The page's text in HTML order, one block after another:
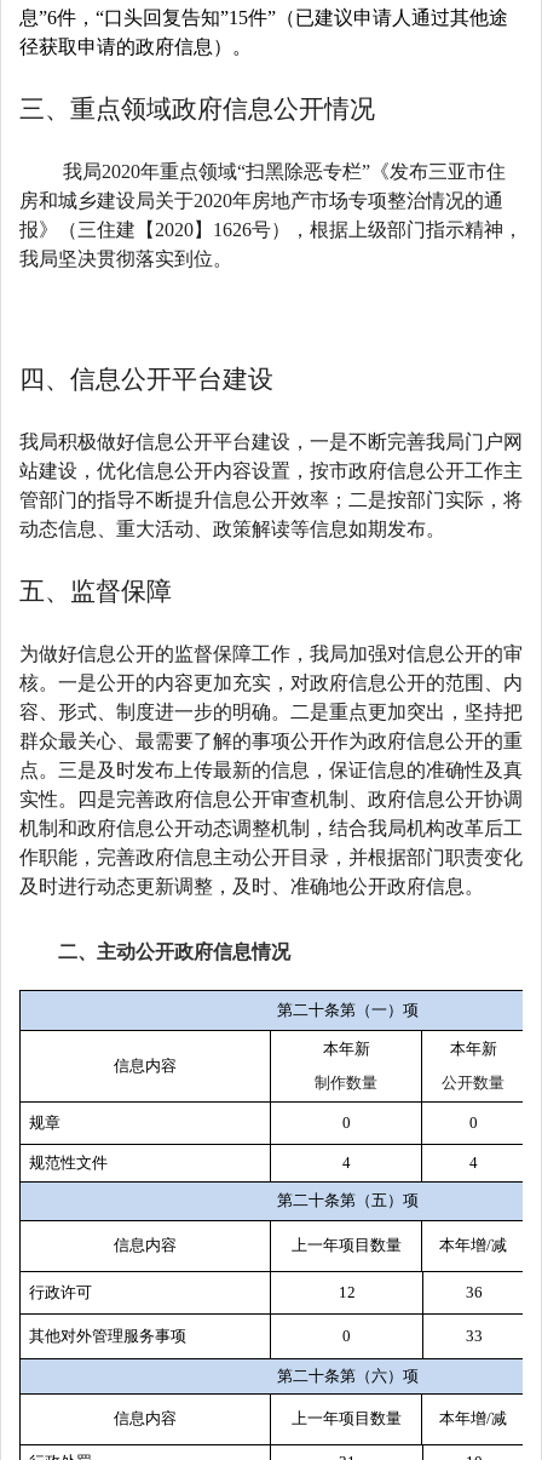
息”6件，“口头回复告知”15件”（已建议申请人通过其他途
径获取申请的政府信息）。
三、重点领域政府信息公开情况
我局2020年重点领域“扫黑除恶专栏”《发布三亚市住
房和城乡建设局关于2020年房地产市场专项整治情况的通
报》（三住建【2020】1626号），根据上级部门指示精神，
我局坚决贯彻落实到位。
四、信息公开平台建设
我局积极做好信息公开平台建设，一是不断完善我局门户网
站建设，优化信息公开内容设置，按市政府信息公开工作主
管部门的指导不断提升信息公开效率；二是按部门实际，将
动态信息、重大活动、政策解读等信息如期发布。
五、监督保障
为做好信息公开的监督保障工作，我局加强对信息公开的审
核。一是公开的内容更加充实，对政府信息公开的范围、内
容、形式、制度进一步的明确。二是重点更加突出，坚持把
群众最关心、最需要了解的事项公开作为政府信息公开的重
点。三是及时发布上传最新的信息，保证信息的准确性及真
实性。四是完善政府信息公开审查机制、政府信息公开协调
机制和政府信息公开动态调整机制，结合我局机构改革后工
作职能，完善政府信息主动公开目录，并根据部门职责变化
及时进行动态更新调整，及时、准确地公开政府信息。
二、主动公开政府信息情况
第二十条第（一）项
信息内容
本年新
制作数量
本年新
公开数量
规章 0 0
规范性文件 4 4
第二十条第（五）项
信息内容 上一年项目数量 本年增/减
行政许可 12 36
其他对外管理服务事项 0 33
第二十条第（六）项
信息内容 上一年项目数量 本年增/减